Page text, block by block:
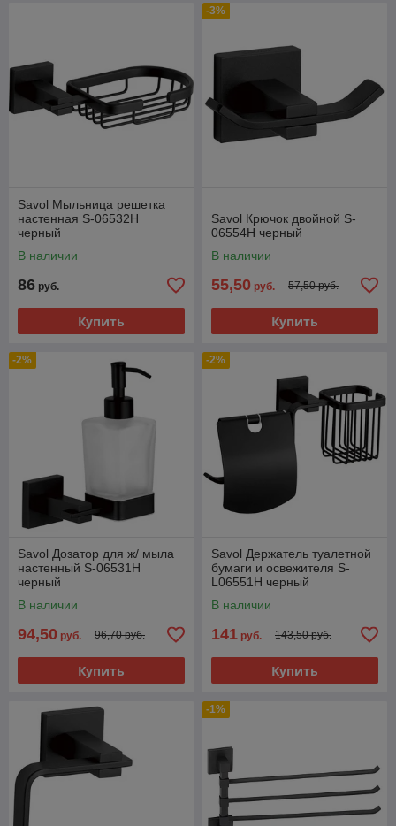
Savol Мыльница решетка
настенная S-06532H
черный
В наличии
86 руб.
Купить
-3%
Savol Крючок двойной S-
06554H черный
В наличии
55,50 руб. 57,50 руб.
Купить
-2%
Savol Дозатор для ж/ мыла
настенный S-06531H
черный
В наличии
94,50 руб. 96,70 руб.
Купить
-2%
Savol Держатель туалетной
бумаги и освежителя S-
L06551H черный
В наличии
141 руб. 143,50 руб.
Купить
-1%